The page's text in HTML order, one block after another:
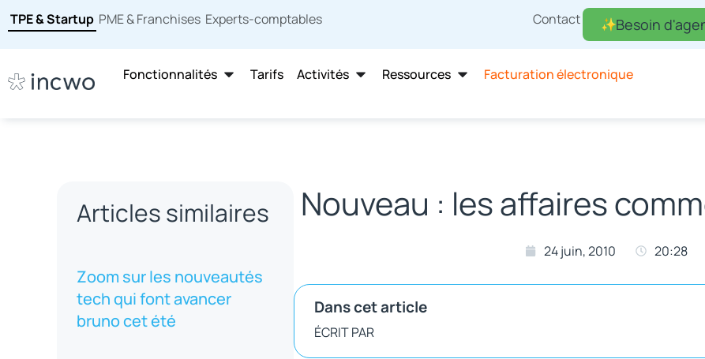
TPE & Startup PME & Franchises Experts-comptables Contact Besoin
Fonctionnalités Tarifs Activités Ressources Facturation électronique
Articles similaires
Zoom sur les nouveautés
tech qui font avancer
bruno cet été
Nouveau : les affaires
24 juin, 2010 20:28
Dans cet article
ÉCRIT PAR